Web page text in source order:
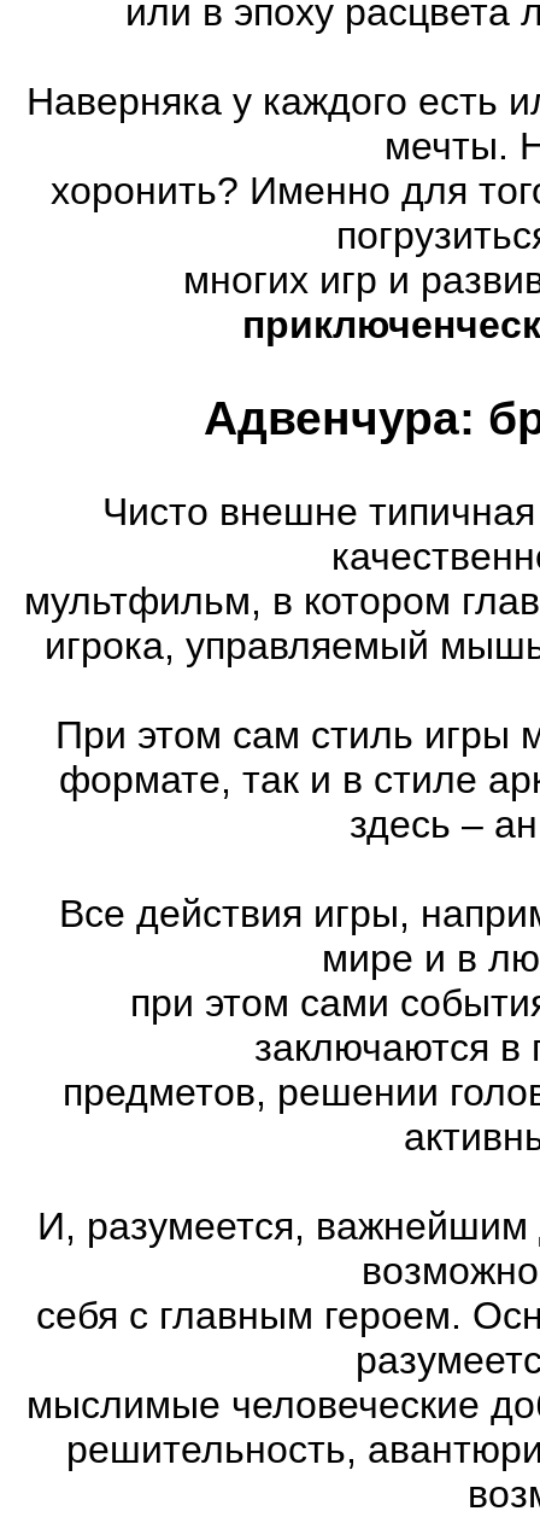
или в эпоху
Наверняка у каждого есть
мечты.
хоронить? Именно для
многих игр и
Адвенчура:
Чисто внешне
мультфильм, в котором
игрока, управляемый
При этом сам стиль игры
формате, так и в стиле
здесь –
Все действия игры,
мире и в
при этом сами
заключаются в
предметов, решении
И, разумеется, важнейшим
себя с главным героем.
мыслимые человеческие
решительность,